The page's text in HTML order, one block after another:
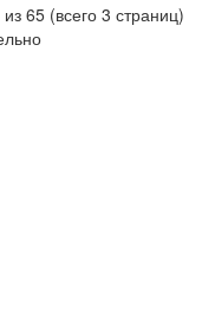
65 (всего 3 страниц)